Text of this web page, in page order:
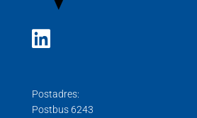
Postadres:
Postbus 6243